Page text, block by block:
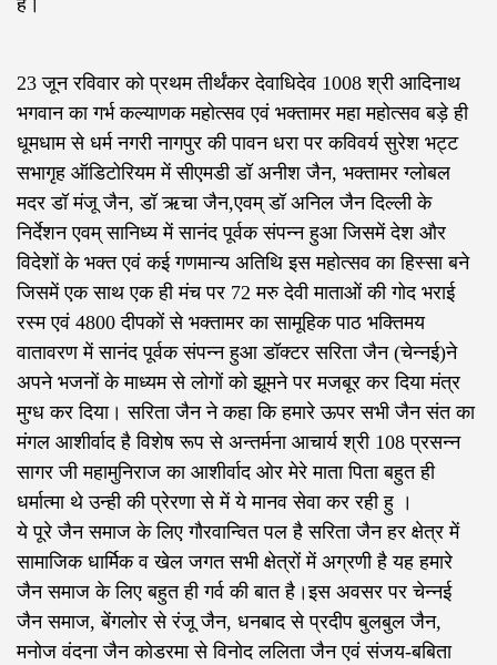
है।
23 जून रविवार को प्रथम तीर्थंकर देवाधिदेव 1008 श्री आदिनाथ
भगवान का गर्भ कल्याणक महोत्सव एवं भक्तामर महा महोत्सव बड़े ही
धूमधाम से धर्म नगरी नागपुर की पावन धरा पर कविवर्य सुरेश भट्ट
सभागृह ऑडिटोरियम में सीएमडी डॉ अनीश जैन, भक्तामर ग्लोबल
मदर डॉ मंजू जैन, डॉ ऋचा जैन,एवम् डॉ अनिल जैन दिल्ली के
निर्देशन एवम् सानिध्य में सानंद पूर्वक संपन्न हुआ जिसमें देश और
विदेशों के भक्त एवं कई गणमान्य अतिथि इस महोत्सव का हिस्सा बने
जिसमें एक साथ एक ही मंच पर 72 मरु देवी माताओं की गोद भराई
रस्म एवं 4800 दीपकों से भक्तामर का सामूहिक पाठ भक्तिमय
वातावरण में सानंद पूर्वक संपन्न हुआ डॉक्टर सरिता जैन (चेन्नई)ने
अपने भजनों के माध्यम से लोगों को झूमने पर मजबूर कर दिया मंत्र
मुग्ध कर दिया। सरिता जैन ने कहा कि हमारे ऊपर सभी जैन संत का
मंगल आशीर्वाद है विशेष रूप से अन्तर्मना आचार्य श्री 108 प्रसन्न
सागर जी महामुनिराज का आशीर्वाद ओर मेरे माता पिता बहुत ही
धर्मात्मा थे उन्ही की प्रेरणा से में ये मानव सेवा कर रही हु ।
ये पूरे जैन समाज के लिए गौरवान्वित पल है सरिता जैन हर क्षेत्र में
सामाजिक धार्मिक व खेल जगत सभी क्षेत्रों में अग्रणी है यह हमारे
जैन समाज के लिए बहुत ही गर्व की बात है।इस अवसर पर चेन्नई
जैन समाज, बेंगलोर से रंजू जैन, धनबाद से प्रदीप बुलबुल जैन,
मनोज वंदना जैन कोडरमा से विनोद ललिता जैन एवं संजय-बबिता